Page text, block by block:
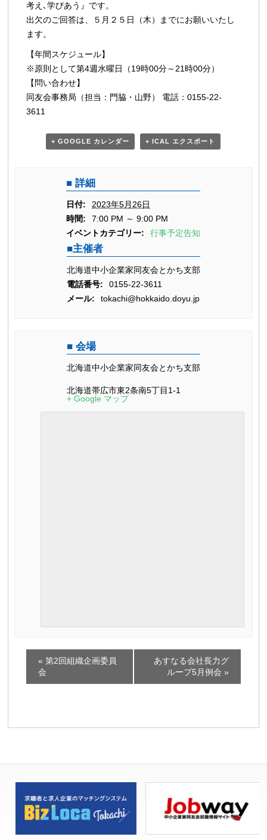
考え､学びあう』です。
出欠のご回答は、５月２５日（木）までにお願いいたし
ます。
【年間スケジュール】
※原則として第4週水曜日（19時00分～21時00分）
【問い合わせ】
同友会事務局（担当：門脇・山野） 電話：0155-22-
3611
+ GOOGLE カレンダー + ICAL エクスポート
詳細
日付:
2023年5月26日
時間:
7:00 PM ～ 9:00 PM
イベントカテゴリー:
行事予定告知
主催者
北海道中小企業家同友会とかち支部
電話番号:
0155-22-3611
メール:
tokachi@hokkaido.doyu.jp
会場
北海道中小企業家同友会とかち支部
北海道帯広市東2条南5丁目1-1
+ Google マップ
ベ
ン
ビ
ー
シ
ョ
ン
« 第2回組織企画委員
会
あすなる会社長力グ
ループ5月例会 »